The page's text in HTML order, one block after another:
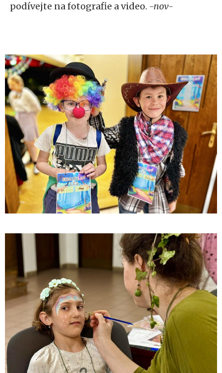
podívejte na fotografie a video. -nov-